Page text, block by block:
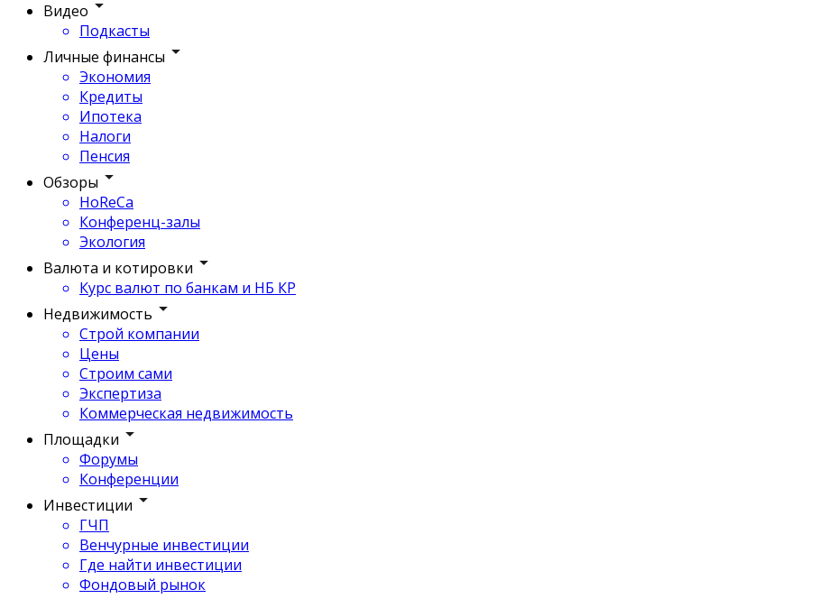
Видео
Подкасты
Личные финансы
Экономия
Кредиты
Ипотека
Налоги
Пенсия
Обзоры
HoReCa
Конференц-залы
Экология
Валюта и котировки
Курс валют по банкам и НБ КР
Недвижимость
Строй компании
Цены
Строим сами
Экспертиза
Коммерческая недвижимость
Площадки
Форумы
Конференции
Инвестиции
ГЧП
Венчурные инвестиции
Где найти инвестиции
Фондовый рынок